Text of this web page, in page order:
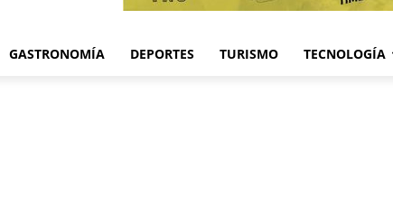
GASTRONOMÍA DEPORTES TURISMO TECNOLOGÍA